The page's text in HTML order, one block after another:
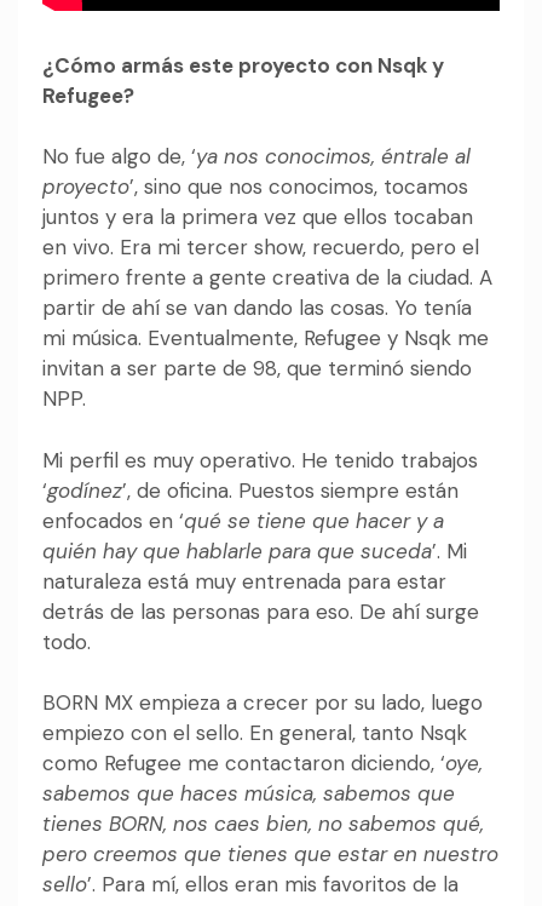
¿Cómo armás este proyecto con Nsqk y
Refugee?
No fue algo de, ‘ya nos conocimos, éntrale al
proyecto’, sino que nos conocimos, tocamos
juntos y era la primera vez que ellos tocaban
en vivo. Era mi tercer show, recuerdo, pero el
primero frente a gente creativa de la ciudad. A
partir de ahí se van dando las cosas. Yo tenía
mi música. Eventualmente, Refugee y Nsqk me
invitan a ser parte de 98, que terminó siendo
NPP.
Mi perfil es muy operativo. He tenido trabajos
‘godínez’, de oficina. Puestos siempre están
enfocados en ‘qué se tiene que hacer y a
quién hay que hablarle para que suceda’. Mi
naturaleza está muy entrenada para estar
detrás de las personas para eso. De ahí surge
todo.
BORN MX empieza a crecer por su lado, luego
empiezo con el sello. En general, tanto Nsqk
como Refugee me contactaron diciendo, ‘oye,
sabemos que haces música, sabemos que
tienes BORN, nos caes bien, no sabemos qué,
pero creemos que tienes que estar en nuestro
sello’. Para mí, ellos eran mis favoritos de la